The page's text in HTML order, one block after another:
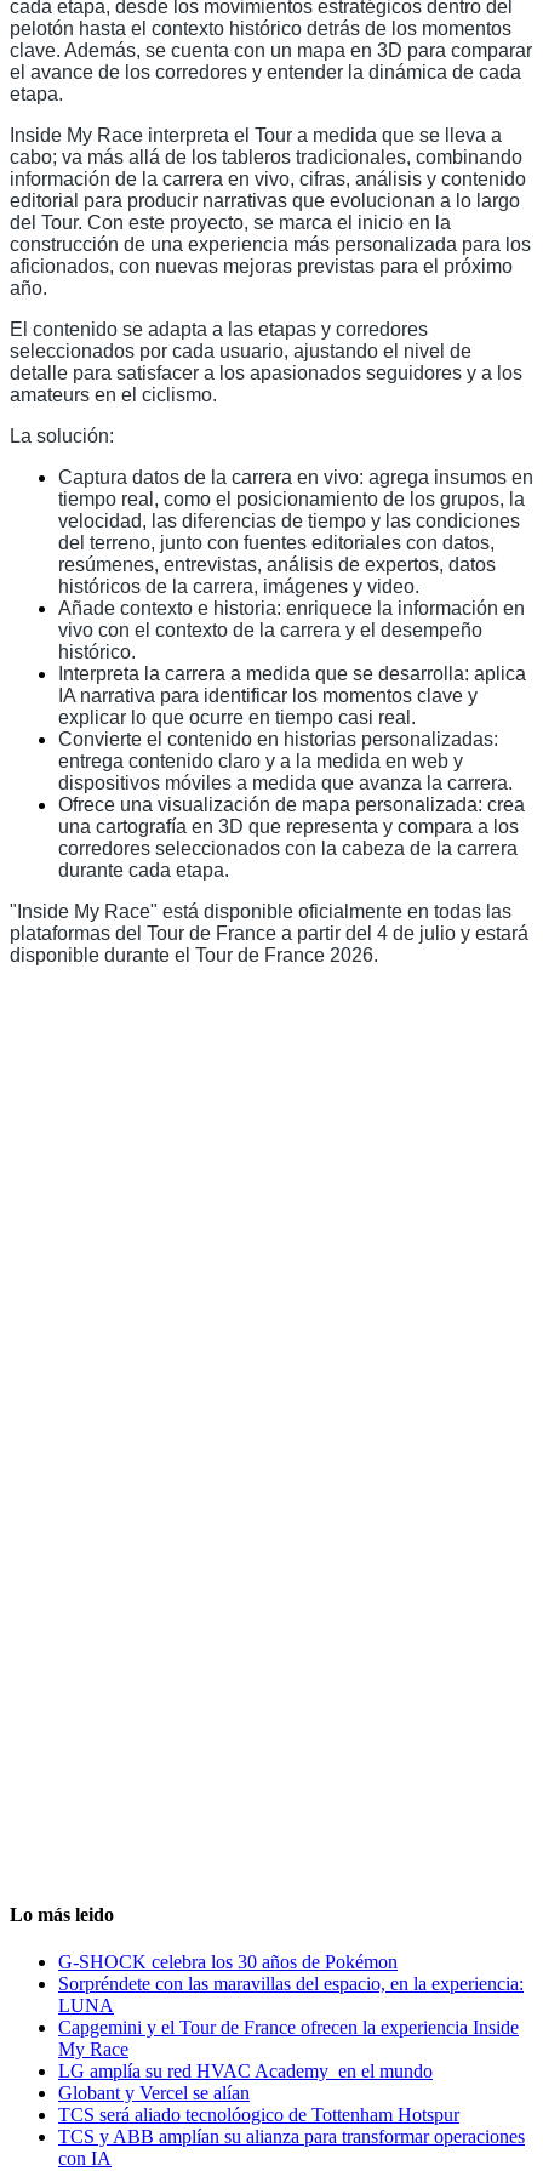
cada etapa, desde los movimientos estratégicos dentro del
pelotón hasta el contexto histórico detrás de los momentos
clave. Además, se cuenta con un mapa en 3D para comparar
el avance de los corredores y entender la dinámica de cada
etapa.
Inside My Race interpreta el Tour a medida que se lleva a
cabo; va más allá de los tableros tradicionales, combinando
información de la carrera en vivo, cifras, análisis y contenido
editorial para producir narrativas que evolucionan a lo largo
del Tour. Con este proyecto, se marca el inicio en la
construcción de una experiencia más personalizada para los
aficionados, con nuevas mejoras previstas para el próximo
año.
El contenido se adapta a las etapas y corredores
seleccionados por cada usuario, ajustando el nivel de
detalle para satisfacer a los apasionados seguidores y a los
amateurs en el ciclismo.
La solución:
Captura datos de la carrera en vivo: agrega insumos en
tiempo real, como el posicionamiento de los grupos, la
velocidad, las diferencias de tiempo y las condiciones
del terreno, junto con fuentes editoriales con datos,
resúmenes, entrevistas, análisis de expertos, datos
históricos de la carrera, imágenes y video.
Añade contexto e historia: enriquece la información en
vivo con el contexto de la carrera y el desempeño
histórico.
Interpreta la carrera a medida que se desarrolla: aplica
IA narrativa para identificar los momentos clave y
explicar lo que ocurre en tiempo casi real.
Convierte el contenido en historias personalizadas:
entrega contenido claro y a la medida en web y
dispositivos móviles a medida que avanza la carrera.
Ofrece una visualización de mapa personalizada: crea
una cartografía en 3D que representa y compara a los
corredores seleccionados con la cabeza de la carrera
durante cada etapa.
"Inside My Race" está disponible oficialmente en todas las
plataformas del Tour de France a partir del 4 de julio y estará
disponible durante el Tour de France 2026.
Lo más leido
G-SHOCK celebra los 30 años de Pokémon
Sorpréndete con las maravillas del espacio, en la experiencia:
LUNA
Capgemini y el Tour de France ofrecen la experiencia Inside
My Race
LG amplía su red HVAC Academy en el mundo
Globant y Vercel se alían
TCS será aliado tecnolóogico de Tottenham Hotspur
TCS y ABB amplían su alianza para transformar operaciones
con IA